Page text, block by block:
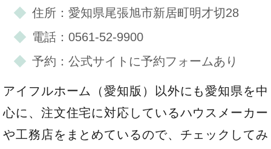
住所：愛知県尾張旭市新居町明才切28
電話：0561-52-9900
予約：公式サイトに予約フォームあり
アイフルホーム（愛知版）以外にも愛知県を中
心に、注文住宅に対応しているハウスメーカー
や工務店をまとめているので、チェックしてみ